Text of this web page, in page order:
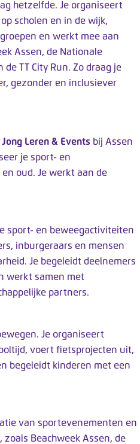
hetzelfde. Je organiseert
scholen en in de wijk,
en werkt mee aan
Assen, de Nationale
TT City Run. Zo draag je
gezonder en inclusiever
Leren & Events bij Assen
je sport- en
oud. Je werkt aan de
sport- en beweegactiviteiten
inburgeraars en mensen
Je begeleidt deelnemers
werkt samen met
partners.
Je organiseert
voert fietsprojecten uit,
begeleidt kinderen met een
van sportevenementen en
Beachweek Assen, de